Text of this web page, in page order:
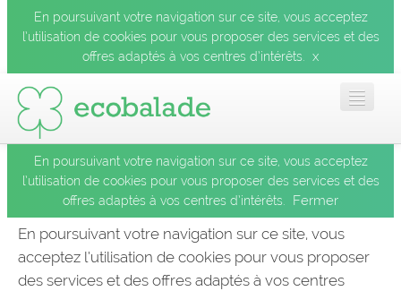
En poursuivant votre navigation sur ce site, vous acceptez
l’utilisation de cookies pour vous proposer des services et des
offres adaptés à vos centres d’intérêts.
x
Accueil
Les balades
Les espèces
En poursuivant votre navigation sur ce site, vous acceptez
l’utilisation de cookies pour vous proposer des services et des
offres adaptés à vos centres d’intérêts.
Fermer
En poursuivant votre navigation sur ce site, vous
acceptez l’utilisation de cookies pour vous proposer
des services et des offres adaptés à vos centres